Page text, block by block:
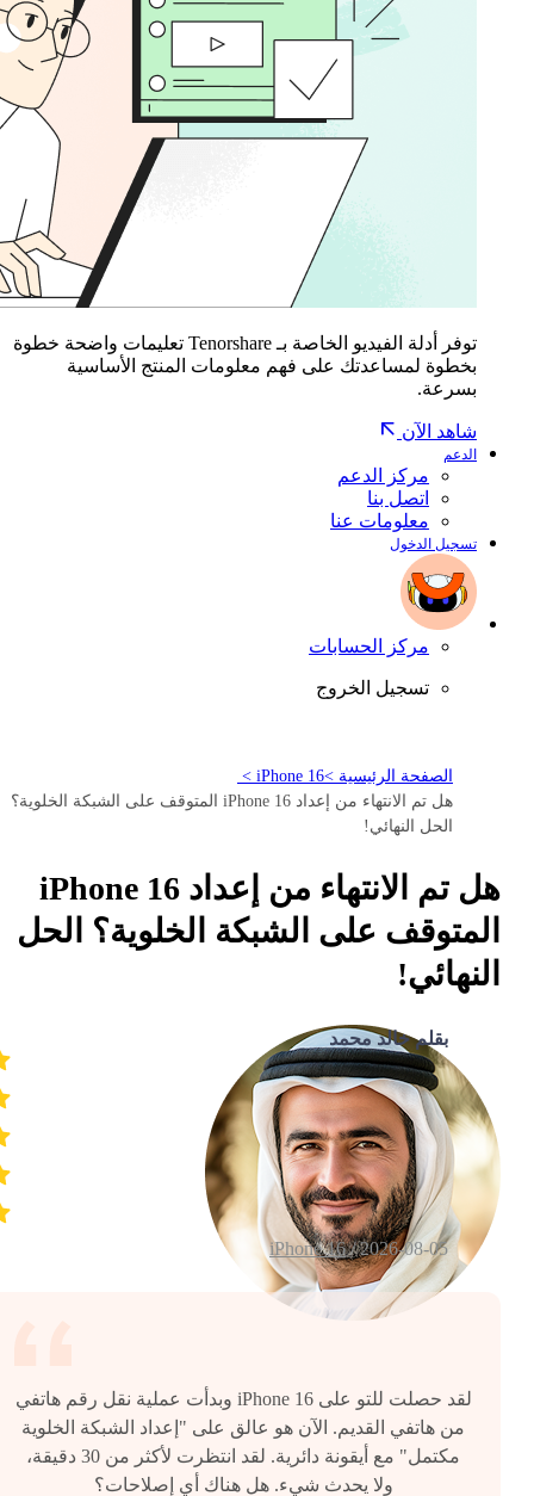
توفر أدلة الفيديو الخاصة بـ Tenorshare تعليمات واضحة خطوة
بخطوة لمساعدتك على فهم معلومات المنتج الأساسية
بسرعة.
شاهد الآن
الدعم
مركز الدعم
اتصل بنا
معلومات عنا
تسجيل الدخول
مركز الحسابات
تسجيل الخروج
الصفحة الرئيسية >iPhone 16 >
هل تم الانتهاء من إعداد iPhone 16 المتوقف على الشبكة الخلوية؟
الحل النهائي!
هل تم الانتهاء من إعداد iPhone 16
المتوقف على الشبكة الخلوية؟ الحل
النهائي!
بقلم خالد محمد
2026-08-05 /
iPhone 16
لقد حصلت للتو على iPhone 16 وبدأت عملية نقل رقم هاتفي
من هاتفي القديم. الآن هو عالق على "إعداد الشبكة الخلوية
مكتمل" مع أيقونة دائرية. لقد انتظرت لأكثر من 30 دقيقة،
ولا يحدث شيء. هل هناك أي إصلاحات؟